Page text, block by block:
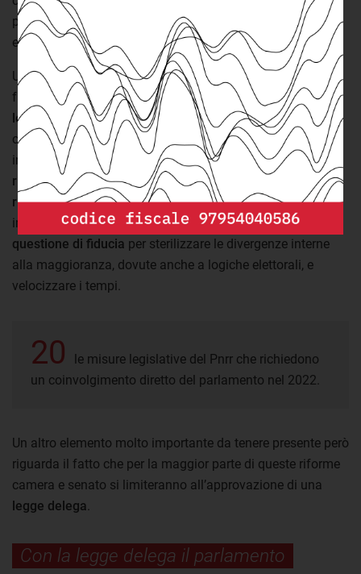
perché queste riforme sono inserite nel Pnrr dovranno
entrare in vigore rispettando le scadenze previste.
Un elemento da non sottovalutare considerando anche il
fatto checi troviamo a meno di un anno dalla fine della
legislatura. Qualora questi disegni di legge non
completassero l’iter prima dello scioglimento delle camere
in vista del voto,
queste riforme dovrebbero essere
ripresentate nel prossimo parlamento e la procedura
ricomincerebbe da capo. Per questo motivo non è
improbabile che il governo faccia un massiccio uso della
questione di fiducia per sterilizzare le divergenze interne
alla maggioranza, dovute anche a logiche elettorali, e
velocizzare i tempi.
20
le misure legislative del Pnrr che richiedono
un coinvolgimento diretto del parlamento nel 2022.
Un altro elemento molto importante da tenere presente però
riguarda il fatto che per la maggior parte di queste riforme
camera e senato si limiteranno all’approvazione di una
legge delega
Con la legge delega il parlamento